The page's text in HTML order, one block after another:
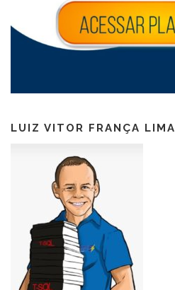
LUIZ VITOR FRANÇA LIMA